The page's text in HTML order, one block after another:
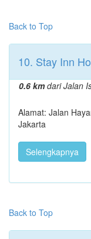
Back to Top
10. Stay Inn
0.6 kmdari Jalan
Alamat: Jalan
Jakarta
Selengkapnya
Back to Top